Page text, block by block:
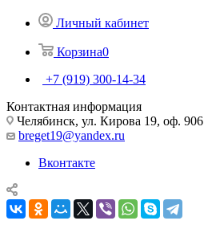
Личный кабинет
Корзина0
+7 (919) 300-14-34
Контактная информация
Челябинск, ул. Кирова 19, оф. 906
breget19@yandex.ru
Вконтакте